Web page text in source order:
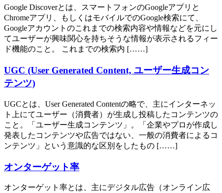
Google Discoverとは、スマートフォンのGoogleアプリと
Chromeアプリ、もしくはモバイルでのGoogle検索にて、
Googleアカウントのこれまでの検索内容や情報などを元にし
てユーザーが興味関心を持ちそうな情報が表示されるフィー
ド機能のこと。 これまでの検索内 [……]
UGC (User Generated Content, ユーザー生成コン
テンツ)
UGCとは、User Generated Contentの略で、主にインターネッ
ト上にてユーザー（消費者）が生成し投稿したコンテンツの
こと。「ユーザー生成コンテンツ」。「企業やプロが作成し
発表したコンテンツや広告ではない、一般の消費者によるコ
ンテンツ」という意識的な区別をしたもの [……]
オンターゲット率
オンターゲット率とは、主にデジタル広告（オンライン広